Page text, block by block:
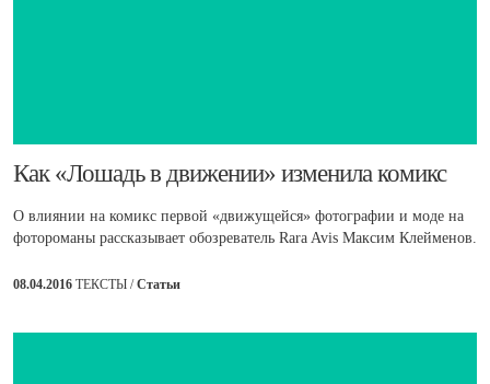
​Как «Лошадь в движении» изменила комикс
О влиянии на комикс первой «движущейся» фотографии и моде на
фотороманы рассказывает обозреватель Rara Avis Максим Клейменов.
08.04.2016 ТЕКСТЫ /Статьи